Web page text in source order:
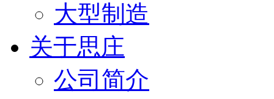
大型制造
关于思庄
公司简介